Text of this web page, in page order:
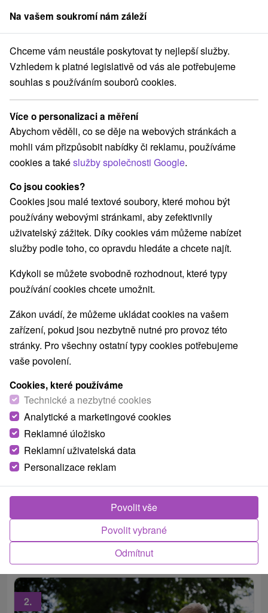
člen skupinySorger
Pobyty na Slovensku Víkendové pobyty Liptov
Víkendové pobyty Liptov
Kategorie
Všechny kategorie
Pobyty v akci(27)
Wellness pobyty(32) Víkendové pobyty(37)
Romantické pobyty
Rodinné pobyty(34)
Vyberte lokalitu nebo termín
Nejprodávanější
1.
Dovolená plná zdraví: Neomezený wellness a
dárek v podobě léčebných procedur
Hotel Alexandra★
Užijte si ubytování s bufetovou polopenzí, 25 m
bazénem a wellness. V ceně pobytu získáte
procedury dle délky pobytu a skvělou slevu 30% na
2.
Na vašem soukromí nám záleží
Chceme vám neustále poskytovat ty nejlepší služby.
Vzhledem k platné legislativě od vás ale potřebujeme
souhlas s používáním souborů cookies.
Více o personalizaci a měření
Abychom věděli, co se děje na webových stránkách a
mohli vám přizpůsobit nabídky či reklamu, používáme
cookies a takéslužby společnosti Google.
Co jsou cookies?
Cookies jsou malé textové soubory, které mohou být
používány webovými stránkami, aby zefektivnily
uživatelský zážitek. Díky cookies vám můžeme nabízet
služby podle toho, co opravdu hledáte a chcete najít.
Kdykoli se můžete svobodně rozhodnout, které typy
používání cookies chcete umožnit.
Zákon uvádí, že můžeme ukládat cookies na vašem
zařízení, pokud jsou nezbytně nutné pro provoz této
stránky. Pro všechny ostatní typy cookies potřebujeme
vaše povolení.
Cookies, které používáme
Technické a nezbytné cookies
Analytické a marketingové cookies
Reklamné úložisko
Reklamní uživatelská data
Personalizace reklam
Odmítnut
Povolit vybrané
Povolit vše